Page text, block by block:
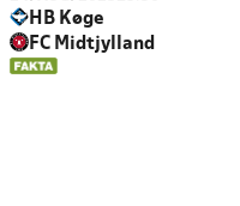
HB Køge
FC Midtjylland